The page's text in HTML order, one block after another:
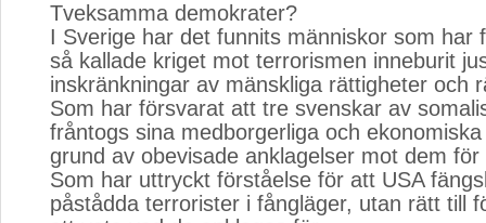
Tveksamma demokrater?
I Sverige har det funnits människor som har
så kallade kriget mot terrorismen inneburit
inskränkningar av mänskliga rättigheter och
Som har försvarat att tre svenskar av
fråntogs sina medborgerliga och
grund av obevisade anklagelser mot dem
Som har uttryckt förståelse för att USA
påstådda terrorister i fångläger, utan rätt till